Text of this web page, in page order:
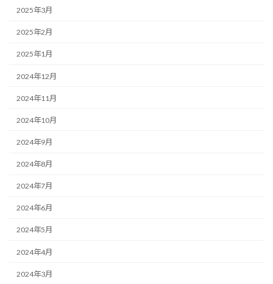
2025年3月
2025年2月
2025年1月
2024年12月
2024年11月
2024年10月
2024年9月
2024年8月
2024年7月
2024年6月
2024年5月
2024年4月
2024年3月